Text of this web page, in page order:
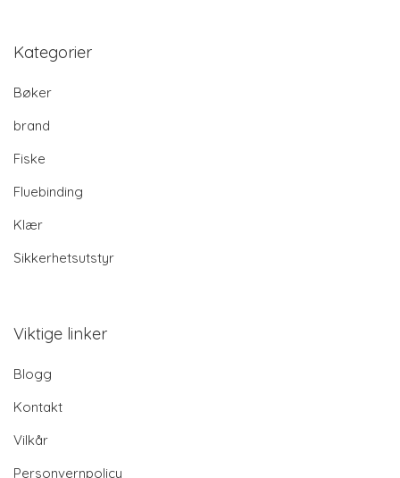
Kategorier
Bøker
brand
Fiske
Fluebinding
Klær
Sikkerhetsutstyr
Viktige linker
Blogg
Kontakt
Vilkår
Personvernpolicy